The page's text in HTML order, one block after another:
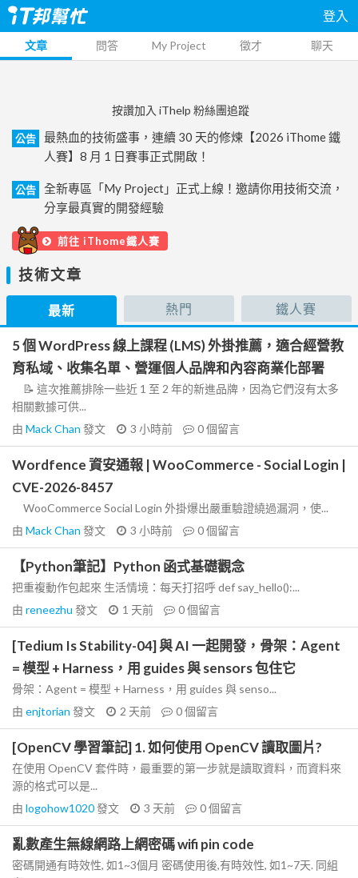
登入
文章 問答 My Project 徵才 聊天
按讚加入 iThelp 粉絲團追蹤
公告
最熱血的技術盛事，連續 30 天的修煉【2026 iThome 鐵
人賽】8 月 1 日賽事正式開啟！
公告
全新專區「My Project」正式上線！邀請你用技術交流，
分享最真實的開發經驗
前往 iThome鐵人賽
技術文章
最新 熱門 鐵人賽
5 個 WordPress 線上課程 (LMS) 外掛推薦，適合經營教
育私域、收集名單、營運個人品牌和內容商業化部署
📝 這次推薦排除一些近 1 至 2 年的新進品牌，因為它們沒有太多
相關數據可供...
由 Mack Chan 發文 3 小時前 0個留言
Wordfence 資安通報 | WooCommerce - Social Login |
CVE-2026-8457
WooCommerce Social Login 外掛爆出嚴重驗證繞過漏洞，使...
由 Mack Chan 發文 3 小時前 0個留言
【Python筆記】Python 函式基礎觀念
把重複動作包起來 生活情境：每天打招呼 def say_hello():...
由 reneezhu 發文 1 天前 0個留言
[Tedium Is Stability-04] 與 AI 一起開發，骨架：Agent
= 模型 + Harness，用 guides 與 sensors 包住它
骨架：Agent = 模型 + Harness，用 guides 與 senso...
由 enjtorian 發文 2 天前 0個留言
[OpenCV 學習筆記] 1. 如何使用 OpenCV 讀取圖片?
在使用 OpenCV 套件時，最重要的第一步就是讀取資料，而資料來
源的格式可以是...
由 logohow1020發文 3 天前 0個留言
亂數產生無線網路上網密碼 wifi pin code
密碼開通有時效性, 如1~3個月 密碼使用後,有時效性, 如1~7天. 同組